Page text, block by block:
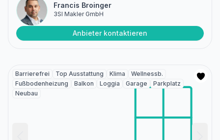
Francis Broinger
3SI Makler GmbH
Anbieter kontaktieren
Barrierefrei Top Ausstattung Klima
Wellnessb.
Fußbodenheizung
Balkon Loggia Garage
Parkplatz
Neubau